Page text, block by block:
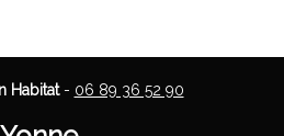
Habitat- 06 89 36 52 90